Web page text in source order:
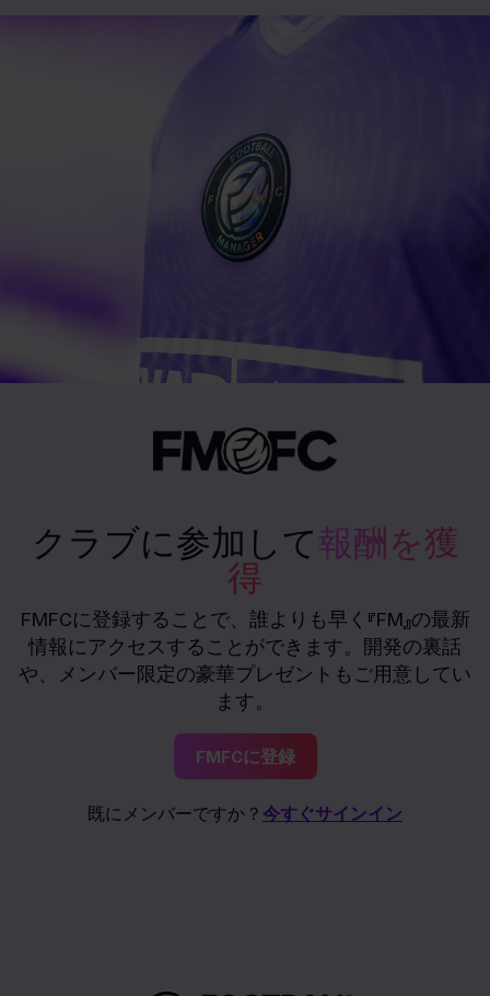
クラブに参加して報酬を獲
得
FMFCに登録することで、誰よりも早く『FM』の最新
情報にアクセスすることができます。開発の裏話
や、メンバー限定の豪華プレゼントもご用意してい
ます。
FMFCに登録
既にメンバーですか？ 今すぐサインイン